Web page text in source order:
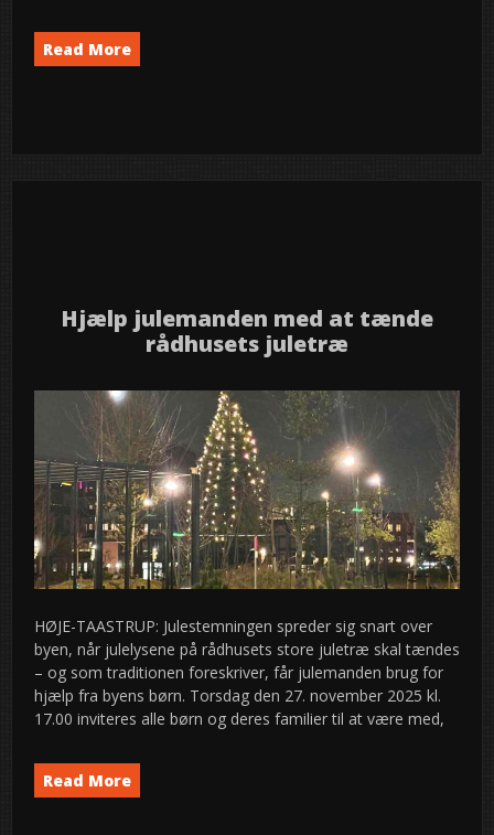
Read More
Hjælp julemanden med at tænde
rådhusets juletræ
HØJE-TAASTRUP: Julestemningen spreder sig snart over
byen, når julelysene på rådhusets store juletræ skal tændes
– og som traditionen foreskriver, får julemanden brug for
hjælp fra byens børn. Torsdag den 27. november 2025 kl.
17.00 inviteres alle børn og deres familier til at være med,
Read More